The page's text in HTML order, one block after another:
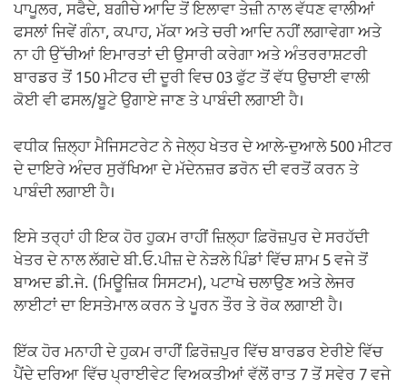
ਪਾਪੂਲਰ, ਸਫੈਦੇ, ਬਗੀਚੇ ਆਦਿ ਤੋਂ ਇਲਾਵਾ ਤੇਜ਼ੀ ਨਾਲ ਵੱਧਣ ਵਾਲੀਆਂ
ਫਸਲਾਂ ਜਿਵੇਂ ਗੰਨਾ, ਕਪਾਹ, ਮੱਕਾ ਅਤੇ ਚਰੀ ਆਦਿ ਨਹੀਂ ਲਗਾਵੇਗਾ ਅਤੇ
ਨਾ ਹੀ ਉੱਚੀਆਂ ਇਮਾਰਤਾਂ ਦੀ ਉਸਾਰੀ ਕਰੇਗਾ ਅਤੇ ਅੰਤਰਰਾਸ਼ਟਰੀ
ਬਾਰਡਰ ਤੋਂ 150 ਮੀਟਰ ਦੀ ਦੂਰੀ ਵਿਚ 03 ਫੁੱਟ ਤੋਂ ਵੱਧ ਉਚਾਈ ਵਾਲੀ
ਕੋਈ ਵੀ ਫਸਲ/ਬੂਟੇ ਉਗਾਏ ਜਾਣ ਤੇ ਪਾਬੰਦੀ ਲਗਾਈ ਹੈ।
ਵਧੀਕ ਜ਼ਿਲ੍ਹਾ ਮੈਜਿਸਟਰੇਟ ਨੇ ਜੇਲ੍ਹ ਖੇਤਰ ਦੇ ਆਲੇ-ਦੁਆਲੇ 500 ਮੀਟਰ
ਦੇ ਦਾਇਰੇ ਅੰਦਰ ਸੁਰੱਖਿਆ ਦੇ ਮੱਦੇਨਜ਼ਰ ਡਰੋਨ ਦੀ ਵਰਤੋਂ ਕਰਨ ਤੇ
ਪਾਬੰਦੀ ਲਗਾਈ ਹੈ।
ਇਸੇ ਤਰ੍ਹਾਂ ਹੀ ਇਕ ਹੋਰ ਹੁਕਮ ਰਾਹੀਂ ਜ਼ਿਲ੍ਹਾ ਫ਼ਿਰੋਜ਼ਪੁਰ ਦੇ ਸਰਹੱਦੀ
ਖੇਤਰ ਦੇ ਨਾਲ ਲੱਗਦੇ ਬੀ.ਓ.ਪੀਜ਼ ਦੇ ਨੇੜਲੇ ਪਿੰਡਾਂ ਵਿੱਚ ਸ਼ਾਮ 5 ਵਜੇ ਤੋਂ
ਬਾਅਦ ਡੀ.ਜੇ. (ਮਿਊਜ਼ਿਕ ਸਿਸਟਮ), ਪਟਾਖੇ ਚਲਾਉਣ ਅਤੇ ਲੇਜਰ
ਲਾਈਟਾਂ ਦਾ ਇਸਤੇਮਾਲ ਕਰਨ ਤੇ ਪੂਰਨ ਤੌਰ ਤੇ ਰੋਕ ਲਗਾਈ ਹੈ।
ਇੱਕ ਹੋਰ ਮਨਾਹੀ ਦੇ ਹੁਕਮ ਰਾਹੀਂ ਫ਼ਿਰੋਜ਼ਪੁਰ ਵਿੱਚ ਬਾਰਡਰ ਏਰੀਏ ਵਿੱਚ
ਪੈਂਦੇ ਦਰਿਆ ਵਿੱਚ ਪ੍ਰਾਈਵੇਟ ਵਿਅਕਤੀਆਂ ਵੱਲੋਂ ਰਾਤ 7 ਤੋਂ ਸਵੇਰ 7 ਵਜੇ